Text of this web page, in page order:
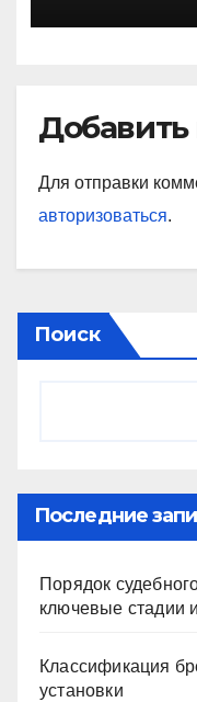
Для отправки
авторизоваться.
Поиск
Последние
Порядок
ключевые стадии
Классификация
установки